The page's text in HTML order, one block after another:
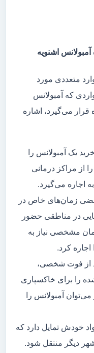
آمبولانس اشنویه
متعددی مورد
که آمبولانس
قرار می‌گیرد، اشاره
یک آمبولانس را
از مراکز درمانی
اجاره می‌گیرد.
بعضی زمان‌های خاص در
در مناطقی حضور
مشخصی نیاز به
کرد.
از فوت شخصی،
را برای خاکسپاری
آمبولانس را
خودش تمایل دارد که
دیگر منتقل شود.